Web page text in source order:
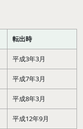
転出時
平成3年3月
平成7年3月
平成8年3月
平成12年9月